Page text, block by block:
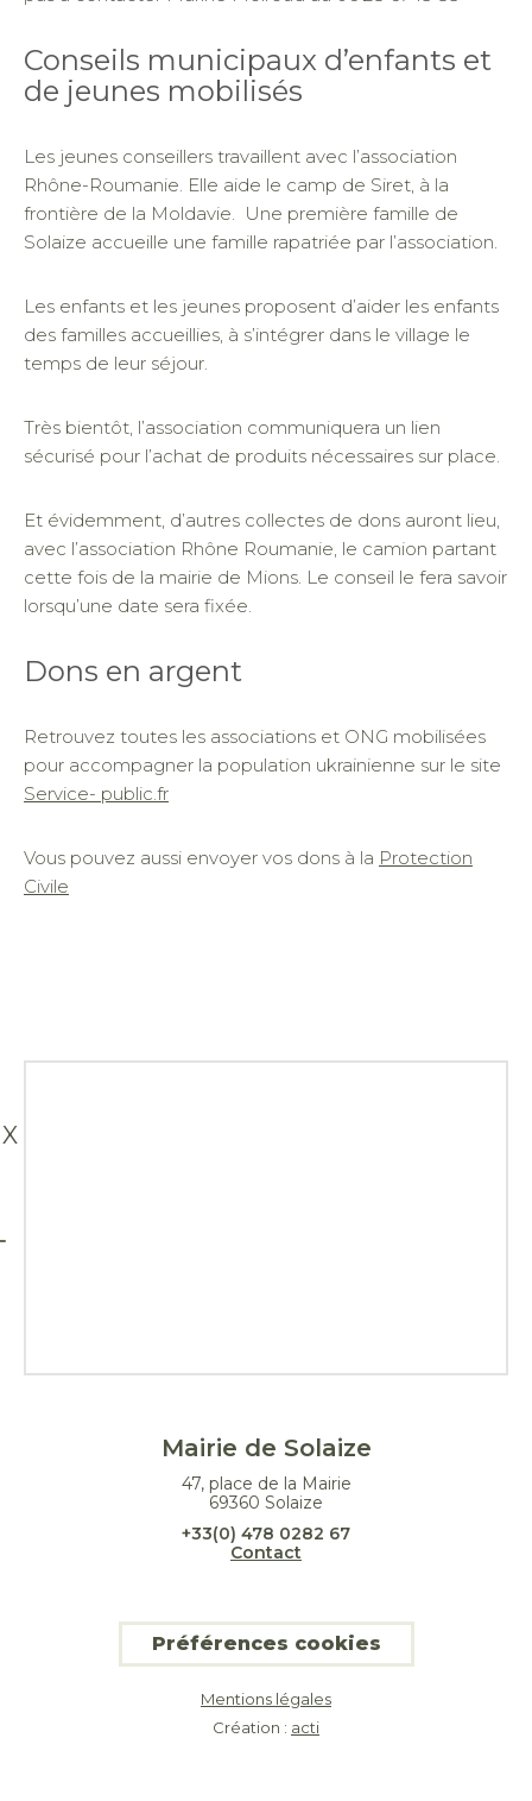
Conseils municipaux d’enfants et
de jeunes mobilisés
Les jeunes conseillers travaillent avec l’association
Rhône-Roumanie. Elle aide le camp de Siret, à la
frontière de la Moldavie. Une première famille de
Solaize accueille une famille rapatriée par l’association.
Les enfants et les jeunes proposent d’aider les enfants
des familles accueillies, à s’intégrer dans le village le
temps de leur séjour.
Très bientôt, l’association communiquera un lien
sécurisé pour l’achat de produits nécessaires sur place.
Et évidemment, d’autres collectes de dons auront lieu,
avec l’association Rhône Roumanie, le camion partant
cette fois de la mairie de Mions. Le conseil le fera savoir
lorsqu’une date sera fixée.
Dons en argent
Retrouvez toutes les associations et ONG mobilisées
pour accompagner la population ukrainienne sur le site
Service- public.fr
Vous pouvez aussi envoyer vos dons à la Protection
Civile
X
Mairie de Solaize
47, place de la Mairie
69360 Solaize
+33(0) 478 0282 67
Contact
Préférences cookies
Mentions légales
Création : acti